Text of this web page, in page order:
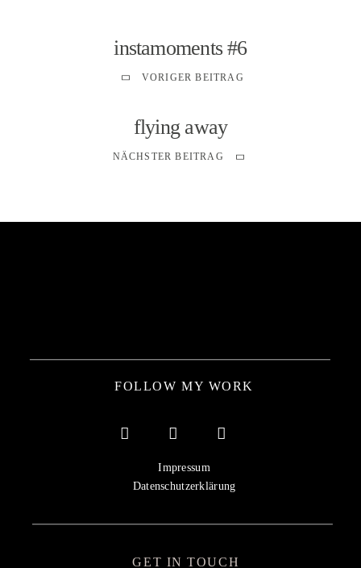
instamoments #6
VORIGER BEITRAG
flying away
NÄCHSTER BEITRAG
FOLLOW MY WORK
GET IN TOUCH
Impressum
Datenschutzerklärung